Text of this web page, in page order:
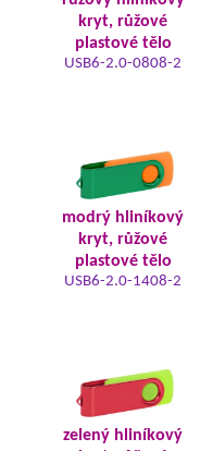
kryt, růžové
plastové tělo
USB6-2.0-0808-2
modrý hliníkový
kryt, růžové
plastové tělo
USB6-2.0-1408-2
zelený hliníkový